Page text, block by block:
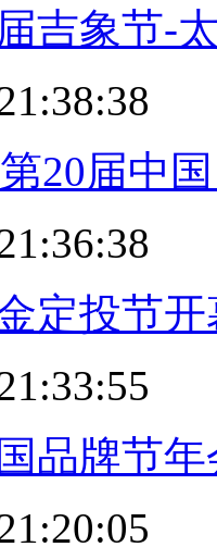
吉象节-
20届中
定投节开
品牌节